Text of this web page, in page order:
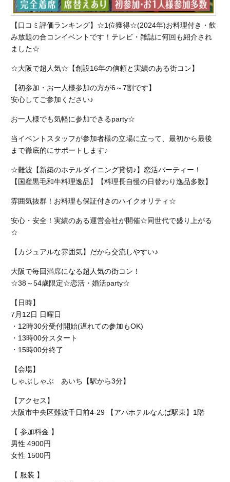
【口コミ評価ランキング】☆1位獲得☆(2024年)お料理付き・飲
み放題の合コンイベントです！テレビ・雑誌に何回も紹介され
ました☆
☆大阪で超人気☆【創設16年の信頼と実績のある街コン】
【初参加・お一人様参加の方が6～7割です】
安心してご参加ください♪
お一人様でも気軽に参加できるparty☆
当イベントスタッフが参加者様の立場に立って、最初から最後
まで徹底的にサポートします♪
☆難波【新築のホテルダイニング貸切♪】恋活パーティー！
【国産黒毛和牛料理逸品】【料理長自慢の日替わり逸品多数】
雰囲気抜群！お料理も保証付きのハイクオリティ☆
安心・安全！実績のある運営会社が開催☆同世代で盛り上がる
☆
【カジュアルな雰囲気】だから交流しやすい♪
大阪で毎回満席になる超人気の街コン！
☆38～54歳限定☆恋活・婚活party☆
【日時】
7月12日 日曜日
・12時30分受付開始(遅れての参加もOK)
・13時00分スタート
・15時00分終了
【会場】
しゃぶしゃぶ あいち【駅から3分】
【アクセス】
大阪市中央区難波千日前4-29 【アパホテルなんば駅東】1階
【 参加料金 】
男性 4900円
女性 1500円
【 服装 】